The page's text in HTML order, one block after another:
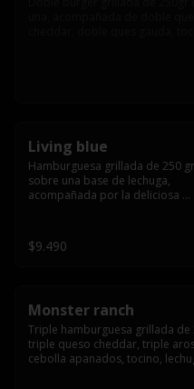
Living blue
Hamburguesa grillada de 250
sobre una base de lechuga,
acompañada por la deliciosa
wisky jack daniels y salsa de miel.-
$9.490
Monster ranch
Triple hamburguesa grillada de
triple queso cheddar, triple
cebolla apanados, tocino,